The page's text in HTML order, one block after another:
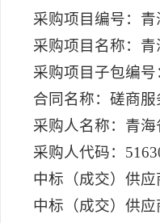
采购项目编号：
采购项目名称：
采购项目子包编
合同名称：磋商服
采购人名称：青海
采购人代码：
中标（成交）供
中标（成交）供应